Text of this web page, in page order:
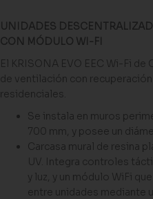
UNIDADES
CON MÓDULO WI-FI
El KRISONA EVO EEC Wi-Fi
de ventilación con
residenciales.
Se instala en muros
700 mm, y posee un
Carcasa mural de resina
UV. Integra controles
y luz, y un módulo WiFi
entre unidades mediante